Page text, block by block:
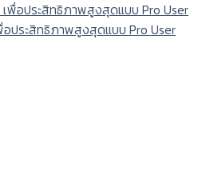
อประสิทธิภาพสูงสุดแบบ Pro User